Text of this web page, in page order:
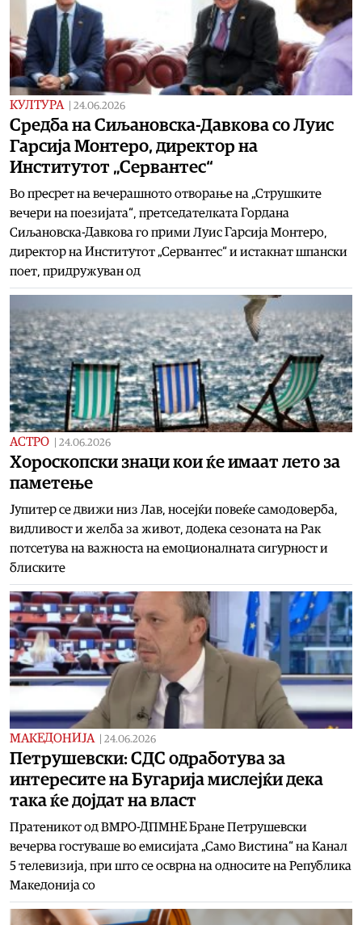
КУЛТУРА 24.06.2026
Средба на Сиљановска-Давкова со Луис
Гарсија Монтеро, директор на
Институтот „Сервантес“
Во пресрет на вечерашното отворање на „Струшките
вечери на поезијата“, претседателката Гордана
Сиљановска-Давкова го прими Луис Гарсија Монтеро,
директор на Институтот „Сервантес“ и истакнат шпански
поет, придружуван од
АСТРО 24.06.2026
Хороскопски знаци кои ќе имаат лето за
паметење
Јупитер се движи низ Лав, носејќи повеќе самодоверба,
видливост и желба за живот, додека сезоната на Рак
потсетува на важноста на емоционалната сигурност и
блиските
МАКЕДОНИЈА 24.06.2026
Петрушевски: СДС одработува за
интересите на Бугарија мислејќи дека
така ќе дојдат на власт
Пратеникот од ВМРО-ДПМНЕ Бране Петрушевски
вечерва гостуваше во емисијата „Само Вистина“ на Канал
5 телевизија, при што се осврна на односите на Република
Македонија со